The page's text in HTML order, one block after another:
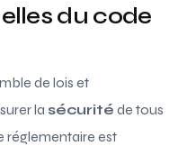
du code
de lois et
la sécurité de tous
réglementaire est